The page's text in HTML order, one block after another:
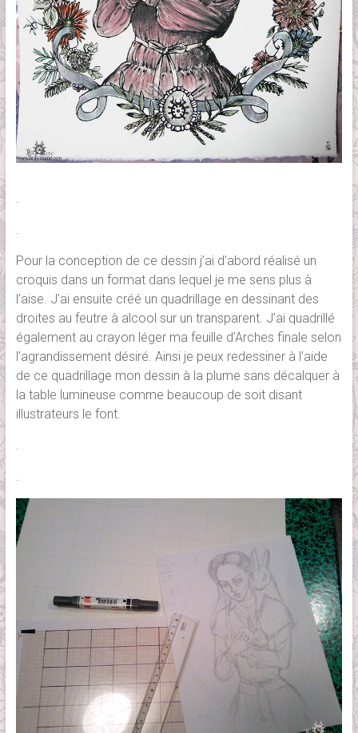
.
.
Pour la conception de ce dessin j’ai d’abord réalisé un
croquis dans un format dans lequel je me sens plus à
l’aise. J’ai ensuite créé un quadrillage en dessinant des
droites au feutre à alcool sur un transparent. J’ai quadrillé
également au crayon léger ma feuille d’Arches finale selon
l’agrandissement désiré. Ainsi je peux redessiner à l’aide
de ce quadrillage mon dessin à la plume sans décalquer à
la table lumineuse comme beaucoup de soit disant
illustrateurs le font.
.
.